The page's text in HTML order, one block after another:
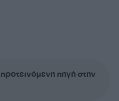
πηγή στην